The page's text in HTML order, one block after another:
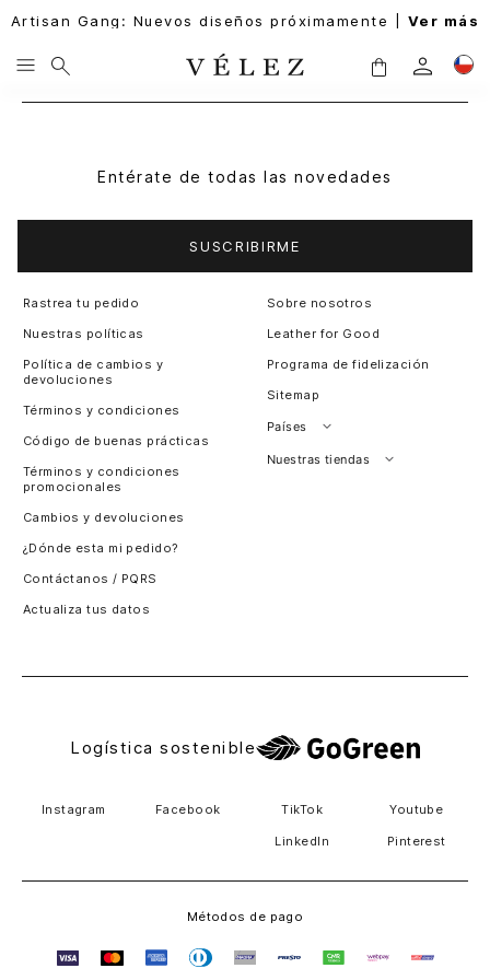
Artisan Gang: Nuevos diseños próximamente | Ver más
Entérate de todas las novedades
SUSCRIBIRME
Rastrea tu pedido
Nuestras políticas
Política de cambios y
devoluciones
Términos y condiciones
Código de buenas prácticas
Términos y condiciones
promocionales
Cambios y devoluciones
¿Dónde esta mi pedido?
Contáctanos / PQRS
Actualiza tus datos
Sobre nosotros
Leather for Good
Programa de fidelización
Sitemap
Países
Perú
Nuestras tiendas
Logística sostenible
Instagram Facebook TikTok Youtube
LinkedIn Pinterest
Métodos de pago